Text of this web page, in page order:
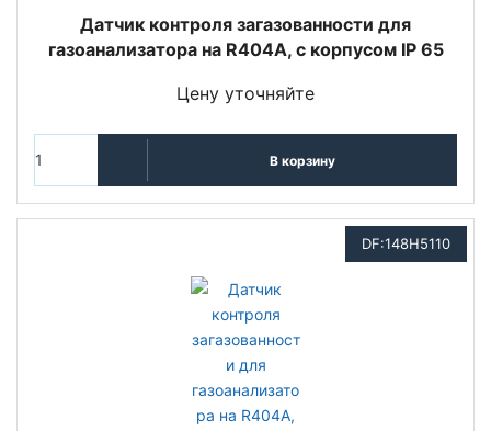
Датчик контроля загазованности для
газоанализатора на R404A, с корпусом IP 65
Цену уточняйте
В корзину
DF:148H5110